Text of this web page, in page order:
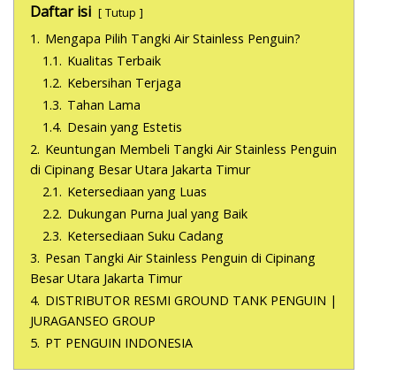
Daftar isi Tutup
1. Mengapa Pilih Tangki Air Stainless Penguin?
1.1. Kualitas Terbaik
1.2. Kebersihan Terjaga
1.3. Tahan Lama
1.4. Desain yang Estetis
2. Keuntungan Membeli Tangki Air Stainless Penguin
di Cipinang Besar Utara Jakarta Timur
2.1. Ketersediaan yang Luas
2.2. Dukungan Purna Jual yang Baik
2.3. Ketersediaan Suku Cadang
3. Pesan Tangki Air Stainless Penguin di Cipinang
Besar Utara Jakarta Timur
4. DISTRIBUTOR RESMI GROUND TANK PENGUIN |
JURAGANSEO GROUP
5. PT PENGUIN INDONESIA